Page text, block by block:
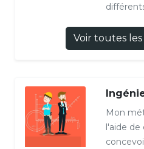
Voir toutes
Mon
l'aide de